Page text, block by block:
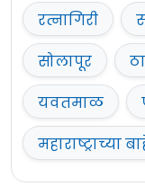
रत्नागिरी
सोलापूर
यवतमाळ
महाराष्ट्राच्या